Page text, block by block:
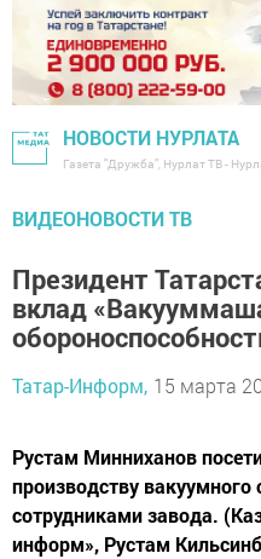
НОВОСТИ НУРЛАТА
Газета "Дружба", Нурлат ТВ -
ВИДЕОНОВОСТИ ТВ
Президент
вклад
Татар-Информ, 15 марта
Рустам Минниханов
производству
сотрудниками завода.
информ», Рустам